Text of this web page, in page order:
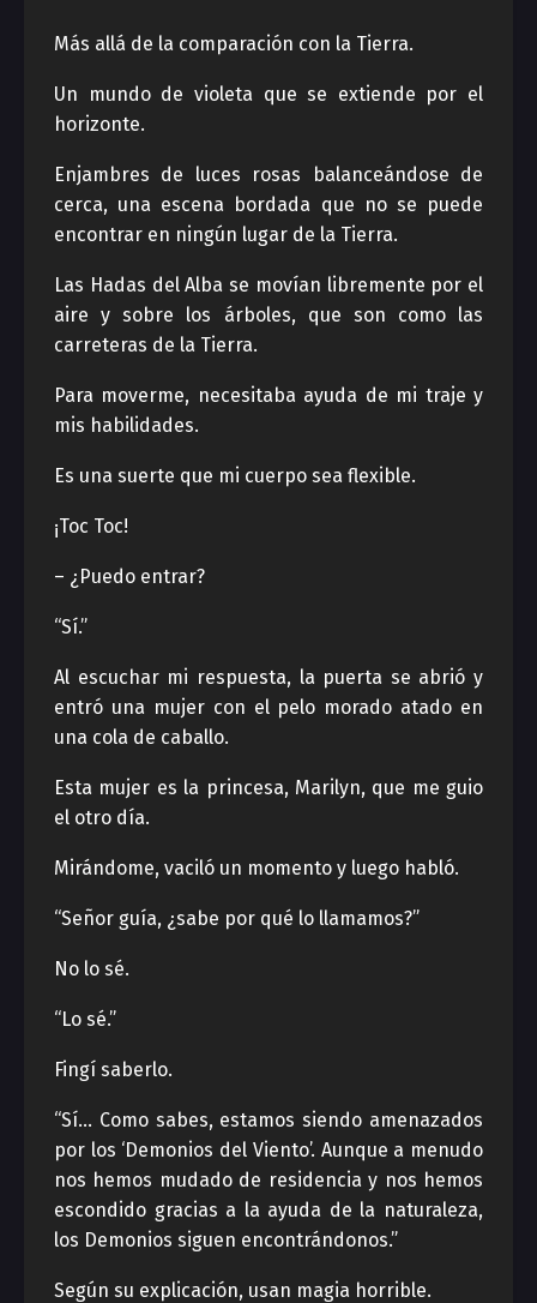
Más allá de la comparación con la Tierra.
Un mundo de violeta que se extiende por el
horizonte.
Enjambres de luces rosas balanceándose de
cerca, una escena bordada que no se puede
encontrar en ningún lugar de la Tierra.
Las Hadas del Alba se movían libremente por el
aire y sobre los árboles, que son como las
carreteras de la Tierra.
Para moverme, necesitaba ayuda de mi traje y
mis habilidades.
Es una suerte que mi cuerpo sea flexible.
¡Toc Toc!
– ¿Puedo entrar?
“Sí.”
Al escuchar mi respuesta, la puerta se abrió y
entró una mujer con el pelo morado atado en
una cola de caballo.
Esta mujer es la princesa, Marilyn, que me guio
el otro día.
Mirándome, vaciló un momento y luego habló.
“Señor guía, ¿sabe por qué lo llamamos?”
No lo sé.
“Lo sé.”
Fingí saberlo.
“Sí… Como sabes, estamos siendo amenazados
por los ‘Demonios del Viento’. Aunque a menudo
nos hemos mudado de residencia y nos hemos
escondido gracias a la ayuda de la naturaleza,
los Demonios siguen encontrándonos.”
Según su explicación, usan magia horrible.